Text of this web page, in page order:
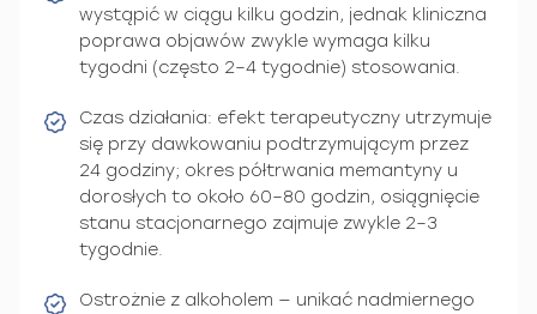
wystąpić w ciągu kilku godzin, jednak kliniczna
poprawa objawów zwykle wymaga kilku
tygodni (często 2–4 tygodnie) stosowania.
Czas działania: efekt terapeutyczny utrzymuje
się przy dawkowaniu podtrzymującym przez
24 godziny; okres półtrwania memantyny u
dorosłych to około 60–80 godzin, osiągnięcie
stanu stacjonarnego zajmuje zwykle 2–3
tygodnie.
Ostrożnie z alkoholem — unikać nadmiernego